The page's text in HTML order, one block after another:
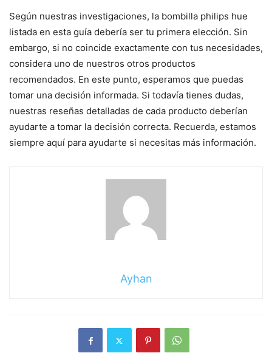
Según nuestras investigaciones, la bombilla philips hue
listada en esta guía debería ser tu primera elección. Sin
embargo, si no coincide exactamente con tus necesidades,
considera uno de nuestros otros productos
recomendados. En este punto, esperamos que puedas
tomar una decisión informada. Si todavía tienes dudas,
nuestras reseñas detalladas de cada producto deberían
ayudarte a tomar la decisión correcta. Recuerda, estamos
siempre aquí para ayudarte si necesitas más información.
Ayhan